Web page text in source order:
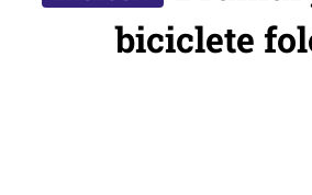
biciclete